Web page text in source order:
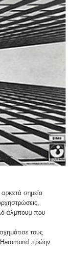
σημεία
άλμπουμ που
τους
Hammond πρώην